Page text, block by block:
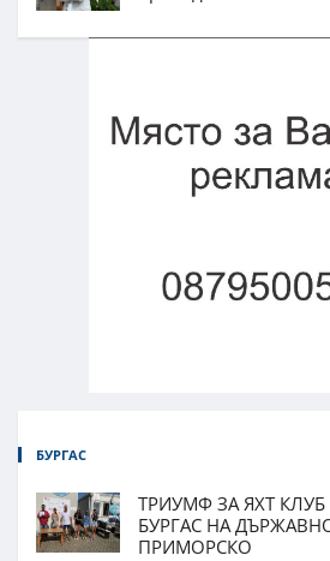
БУРГАС
ТРИУМФ ЗА ЯХТ
БУРГАС НА
ПРИМОРСКО